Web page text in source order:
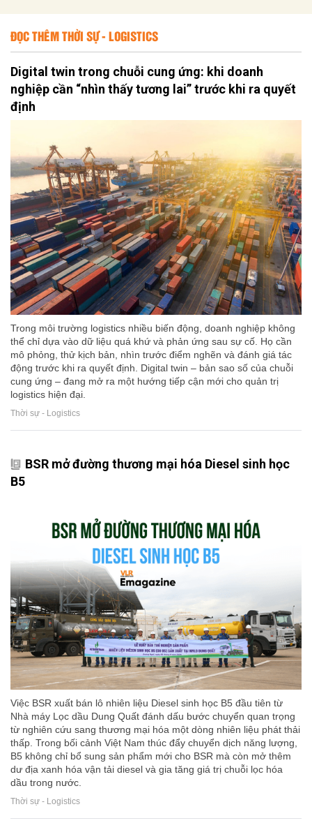
ĐỌC THÊM THỜI SỰ - LOGISTICS
Digital twin trong chuỗi cung ứng: khi doanh
nghiệp cần “nhìn thấy tương lai” trước khi ra quyết
định
Trong môi trường logistics nhiều biến động, doanh nghiệp không
thể chỉ dựa vào dữ liệu quá khứ và phản ứng sau sự cố. Họ cần
mô phỏng, thử kịch bản, nhìn trước điểm nghẽn và đánh giá tác
động trước khi ra quyết định. Digital twin – bản sao số của chuỗi
cung ứng – đang mở ra một hướng tiếp cận mới cho quản trị
logistics hiện đại.
Thời sự - Logistics
BSR mở đường thương mại hóa Diesel sinh học
B5
Việc BSR xuất bán lô nhiên liệu Diesel sinh học B5 đầu tiên từ
Nhà máy Lọc dầu Dung Quất đánh dấu bước chuyển quan trọng
từ nghiên cứu sang thương mại hóa một dòng nhiên liệu phát thải
thấp. Trong bối cảnh Việt Nam thúc đẩy chuyển dịch năng lượng,
B5 không chỉ bổ sung sản phẩm mới cho BSR mà còn mở thêm
dư địa xanh hóa vận tải diesel và gia tăng giá trị chuỗi lọc hóa
dầu trong nước.
Thời sự - Logistics